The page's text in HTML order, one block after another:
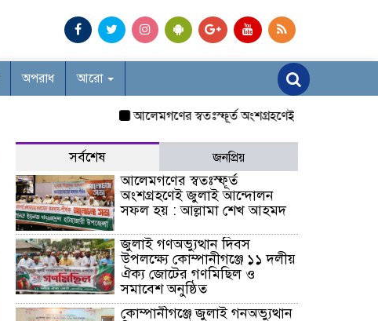
অপরাধ আরো
আলেমগণের স্বতঃস্ফূর্ত অংশগ্রহণেই জুলাই আন্দোলন
সর্বশেষ জনপ্রিয়
আলেমগণের স্বতঃস্ফূর্ত
অংশগ্রহণেই জুলাই আন্দোলন
সফল হয় : আল্লামা শেখ আহমদ
জুলাই গণঅভ্যুত্থান দিবস
উপলক্ষ্যে কোম্পানীগঞ্জে ১১ দলীয়
ঐক্য জোটের গণমিছিল ও
সমাবেশ অনুষ্ঠিত
কোম্পানীগঞ্জে জুলাই গনঅভ্যুত্থান